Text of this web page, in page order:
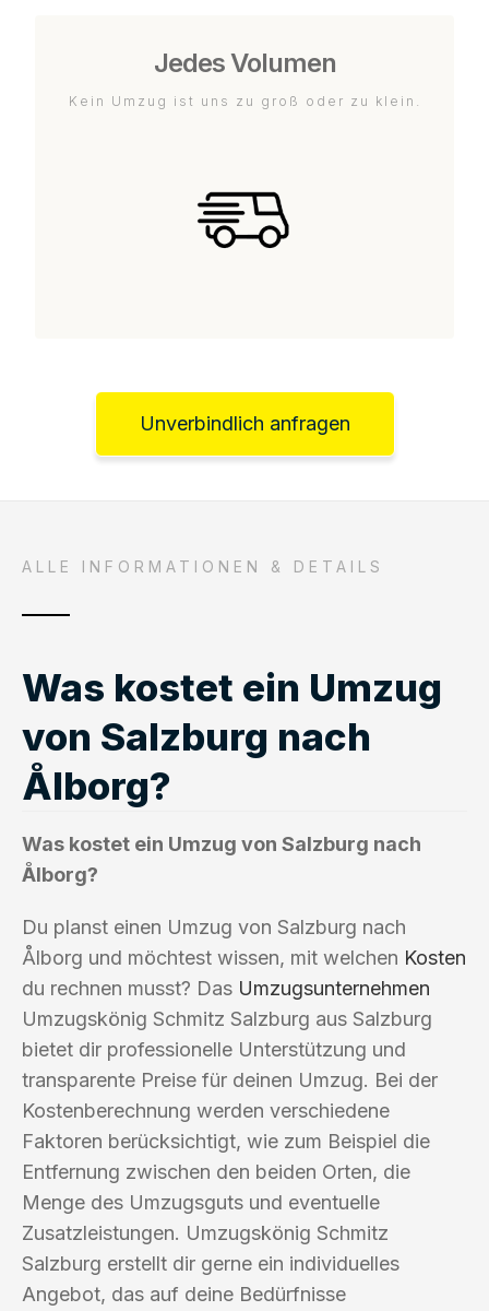
Jedes Volumen
Kein Umzug ist uns zu groß oder zu klein.
Unverbindlich anfragen
ALLE INFORMATIONEN & DETAILS
Was kostet ein Umzug
von Salzburg nach
Ålborg?
Was kostet ein Umzug von Salzburg nach
Ålborg?
Du planst einen Umzug von Salzburg nach
Ålborg und möchtest wissen, mit welchen Kosten
du rechnen musst? Das Umzugsunternehmen
Umzugskönig Schmitz Salzburg aus Salzburg
bietet dir professionelle Unterstützung und
transparente Preise für deinen Umzug. Bei der
Kostenberechnung werden verschiedene
Faktoren berücksichtigt, wie zum Beispiel die
Entfernung zwischen den beiden Orten, die
Menge des Umzugsguts und eventuelle
Zusatzleistungen. Umzugskönig Schmitz
Salzburg erstellt dir gerne ein individuelles
Angebot, das auf deine Bedürfnisse